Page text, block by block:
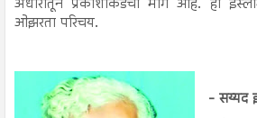
ओझरता परिचय.
- सय्यद